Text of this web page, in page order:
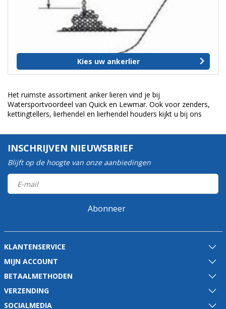
Kies uw ankerlier
Het ruimste assortiment anker lieren vind je bij
Watersportvoordeel van Quick en Lewmar. Ook voor zenders,
kettingtellers, lierhendel en lierhendel houders kijkt u bij ons
INSCHRIJVEN NIEUWSBRIEF
Blijft op de hoogte van onze aanbiedingen
Abonneer
KLANTENSERVICE
MIJN ACCOUNT
BETAALMETHODEN
VERZENDING
SOCIALMEDIA